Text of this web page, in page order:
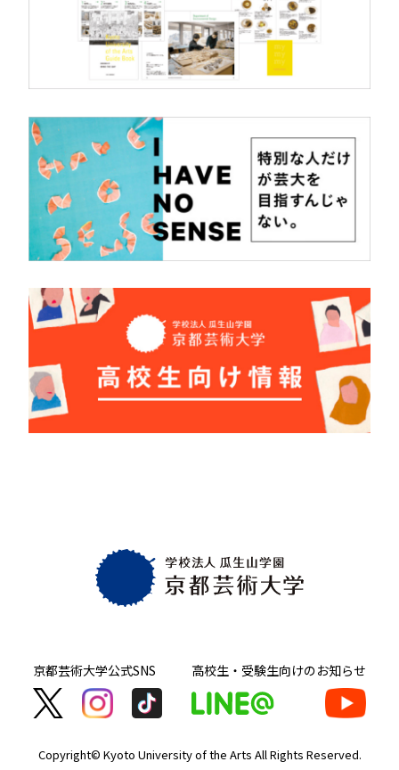
京都芸術大学公式SNS 高校生・受験生向けのお知らせ
Copyright© Kyoto University of the Arts All Rights Reserved.